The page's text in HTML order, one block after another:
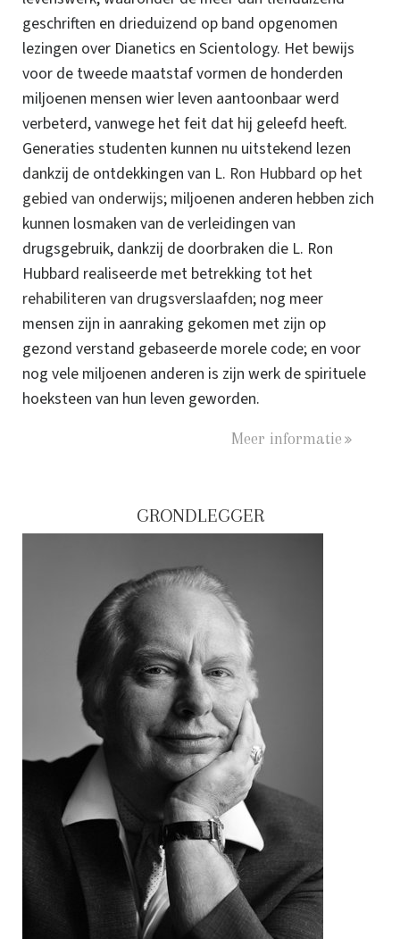
geschriften en drieduizend op band opgenomen
lezingen over Dianetics en Scientology. Het bewijs
voor de tweede maatstaf vormen de honderden
miljoenen mensen wier leven aantoonbaar werd
verbeterd, vanwege het feit dat hij geleefd heeft.
Generaties studenten kunnen nu uitstekend lezen
dankzij de ontdekkingen van L. Ron Hubbard op het
gebied van onderwijs; miljoenen anderen hebben zich
kunnen losmaken van de verleidingen van
drugsgebruik, dankzij de doorbraken die L. Ron
Hubbard realiseerde met betrekking tot het
rehabiliteren van drugsverslaafden; nog meer
mensen zijn in aanraking gekomen met zijn op
gezond verstand gebaseerde morele code; en voor
nog vele miljoenen anderen is zijn werk de spirituele
hoeksteen van hun leven geworden.
Meer informatie
GRONDLEGGER